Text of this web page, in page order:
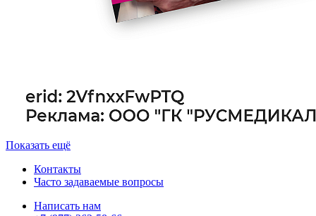
Показать ещё
Контакты
Часто задаваемые вопросы
Написать нам